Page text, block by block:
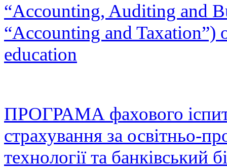
“Accounting, Auditing and
“Accounting and Taxation”)
education
ПРОГРАМА фахового іспиту
страхування за освітньо-
технології та банківський